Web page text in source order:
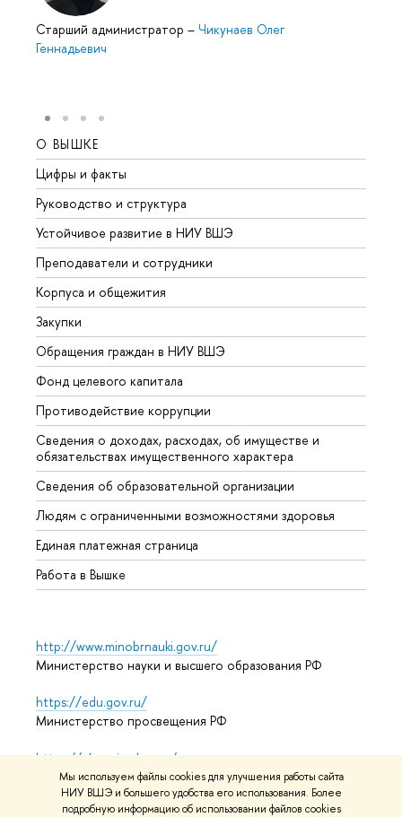
Мы используем файлы cookies для улучшения работы сайта
НИУ ВШЭ и большего удобства его использования. Более
подробную информацию об использовании файлов cookies
Старший администратор – Чикунаев Олег
Геннадьевич
О ВЫШКЕ
Цифры и факты
Руководство и структура
Устойчивое развитие в НИУ ВШЭ
Преподаватели и сотрудники
Корпуса и общежития
Закупки
Обращения граждан в НИУ ВШЭ
Фонд целевого капитала
Противодействие коррупции
Сведения о доходах, расходах, об имуществе и
обязательствах имущественного характера
Сведения об образовательной организации
Людям с ограниченными возможностями здоровья
Единая платежная страница
Работа в Вышке
http://www.minobrnauki.gov.ru/
Министерство науки и высшего образования РФ
https://edu.gov.ru/
Министерство просвещения РФ
https://elearning.hse.ru/mooc
Массовые открытые онлайн-курсы